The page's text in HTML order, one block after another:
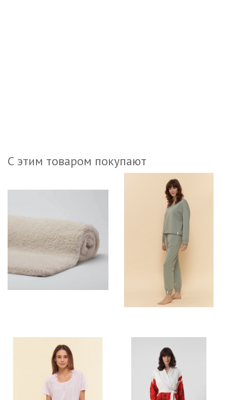
С этим товаром покупают